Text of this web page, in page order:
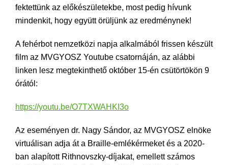
fektettünk az előkészületekbe, most pedig hívunk
mindenkit, hogy együtt örüljünk az eredménynek!
A fehérbot nemzetközi napja alkalmából frissen készült
film az MVGYOSZ Youtube csatornáján, az alábbi
linken lesz megtekinthető október 15-én csütörtökön 9
órától:
https://youtu.be/O7TXWAHKI3o
Az eseményen dr. Nagy Sándor, az MVGYOSZ elnöke
virtuálisan adja át a Braille-emlékérmeket és a 2020-
ban alapított Rithnovszky-díjakat, emellett számos